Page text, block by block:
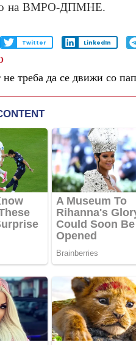
на ВМРО-ДПМНЕ.
Twitter LinkedIn